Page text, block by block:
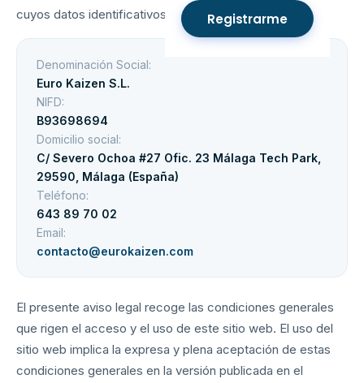
Registrarme
cuyos datos identificativos son:
Denominación Social:
Euro Kaizen S.L.
NIFD:
B93698694
Domicilio social:
C/ Severo Ochoa #27 Ofic. 23 Málaga Tech Park,
29590, Málaga (España)
Teléfono:
643 89 70 02
Email:
contacto@eurokaizen.com
El presente aviso legal recoge las condiciones generales
que rigen el acceso y el uso de este sitio web. El uso del
sitio web implica la expresa y plena aceptación de estas
condiciones generales en la versión publicada en el